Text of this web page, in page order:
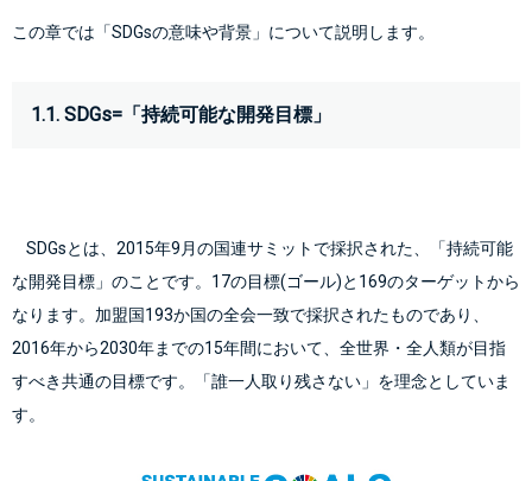
この章では「SDGsの意味や背景」について説明します。
1.1. SDGs=「持続可能な開発目標」
な開発目標」のことです。17の目標(ゴール)と169のターゲットから
なります。加盟国193か国の全会一致で採択されたものであり、
2016年から2030年までの15年間において、全世界・全人類が目指
すべき共通の目標です。「誰一人取り残さない」を理念としていま